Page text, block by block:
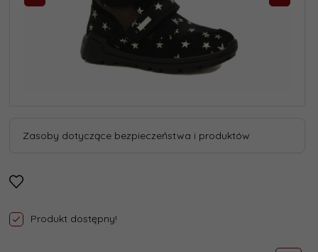
Zasoby dotyczące bezpieczeństwa i produktów
Produkt dostępny!